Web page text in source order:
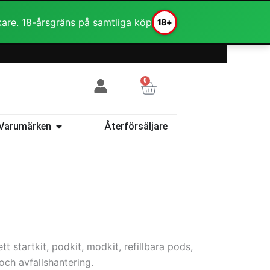
18-årsgräns på samtliga köp 18+
0
Varukorg
Öppna VarumärkenÅterförsäljare
startkit, podkit, modkit, refillbara pods,
avfallshantering.